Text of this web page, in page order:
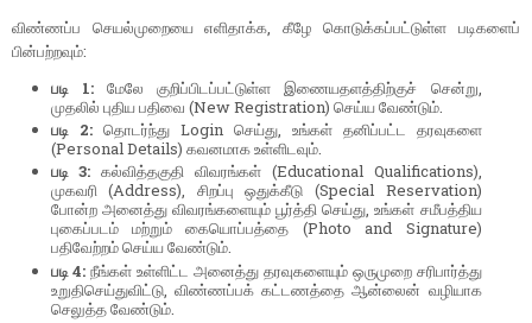
விண்ணப்ப செயல்முறையை எளிதாக்க, கீழே கொடுக்கப்பட்டுள்ள படிகளைப்
பின்பற்றவும்:
படி 1:மேலே குறிப்பிடப்பட்டுள்ள இணையதளத்திற்குச் சென்று,
முதலில் புதிய பதிவை (New Registration) செய்ய வேண்டும்.
படி 2:தொடர்ந்து Login செய்து, உங்கள் தனிப்பட்ட தரவுகளை
(Personal Details) கவனமாக உள்ளிடவும்.
படி 3: கல்வித்தகுதி விவரங்கள் (Educational Qualifications),
முகவரி (Address), சிறப்பு ஒதுக்கீடு (Special Reservation)
போன்ற அனைத்து விவரங்களையும் பூர்த்தி செய்து, உங்கள் சமீபத்திய
புகைப்படம் மற்றும் கையொப்பத்தை (Photo and Signature)
பதிவேற்றம் செய்ய வேண்டும்.
படி 4: நீங்கள் உள்ளிட்ட அனைத்து தரவுகளையும் ஒருமுறை சரிபார்த்து
உறுதிசெய்துவிட்டு, விண்ணப்பக் கட்டணத்தை ஆன்லைன் வழியாக
செலுத்த வேண்டும்.